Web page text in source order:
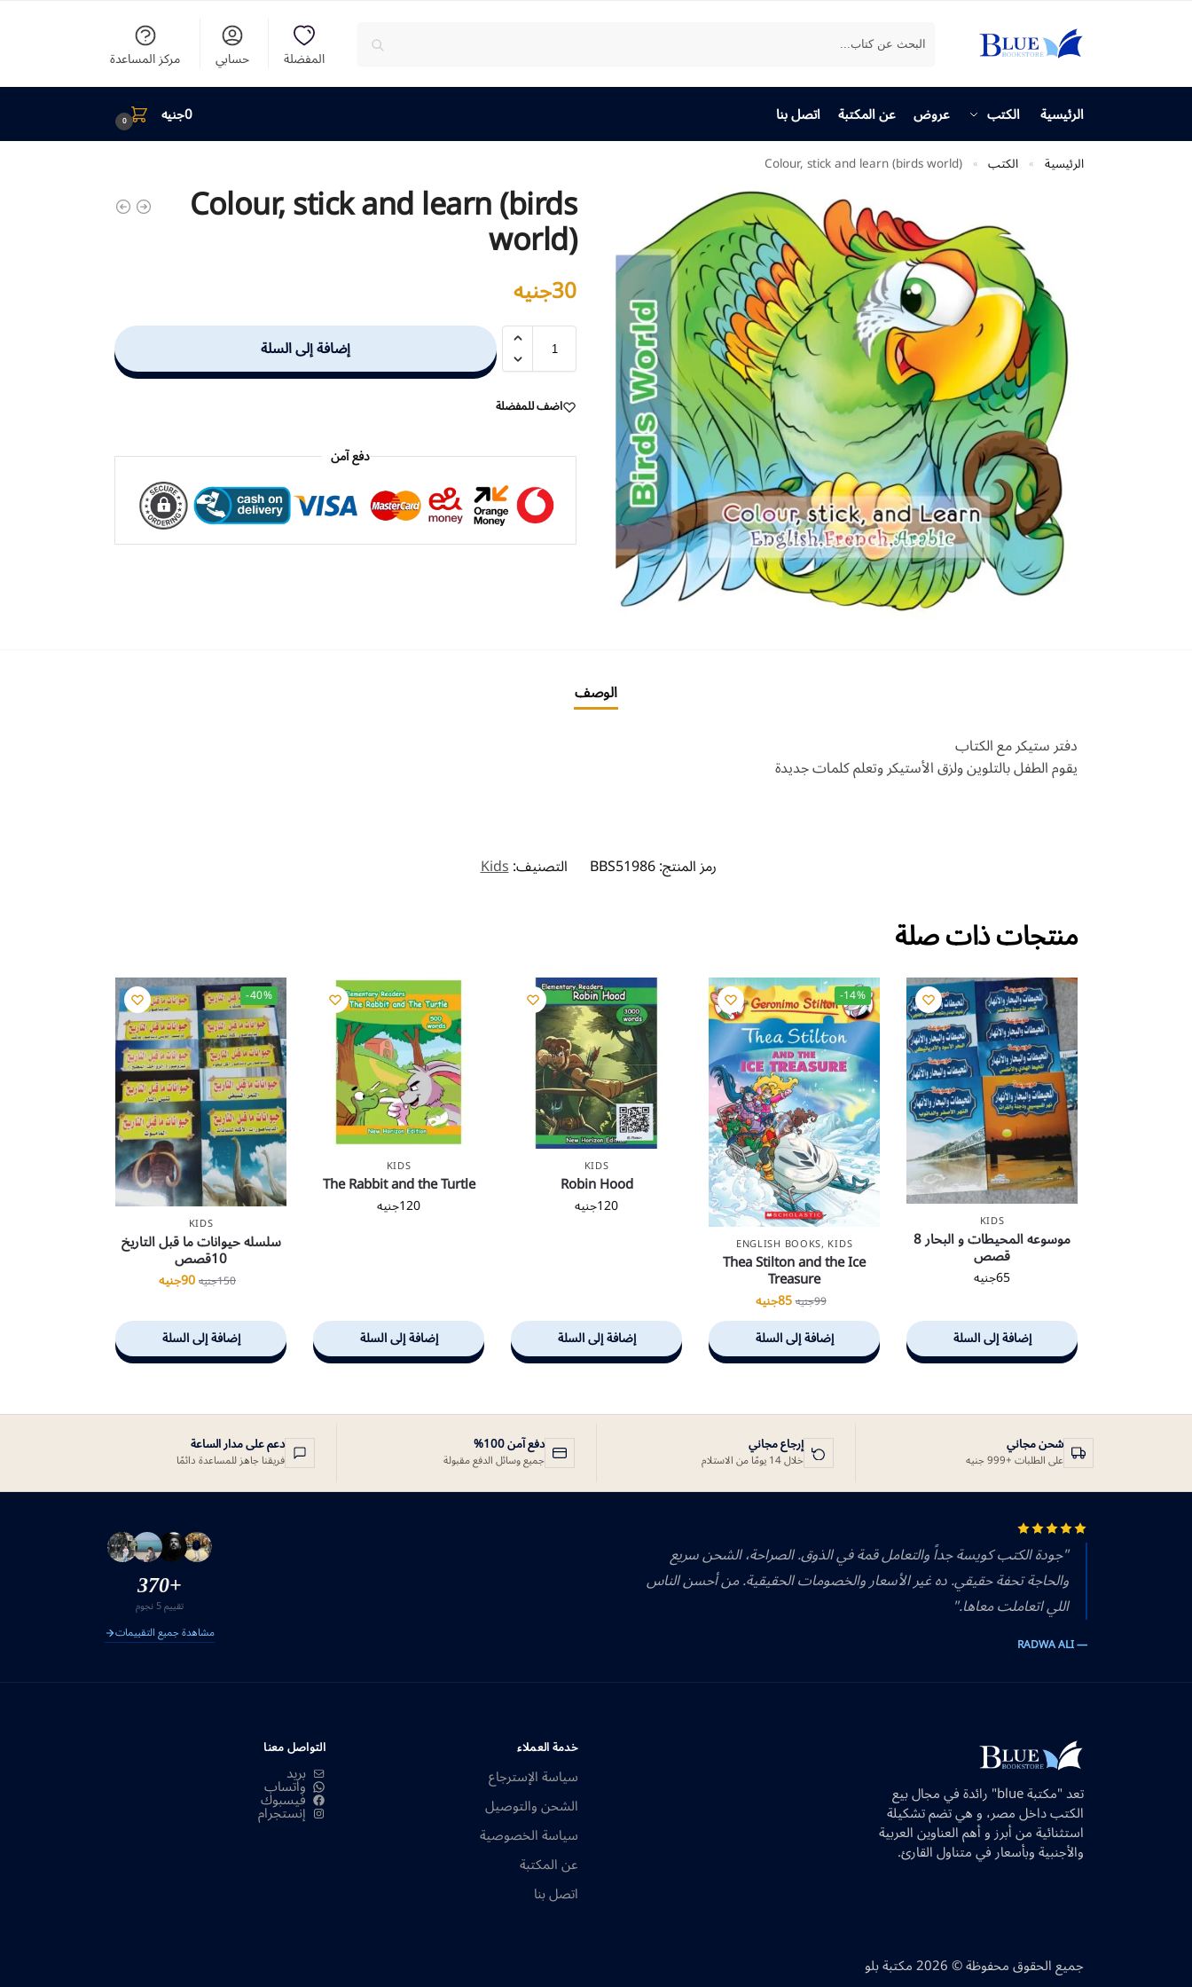
بحث
المفضلة حسابي مركز المساعدة
الرئيسية الكتب عروض عن المكتبة اتصل بنا 0جنيه 0
الرئيسية » الكتب »
Colour, stick and learn (birds world)
Colour, stick and learn (birds
world)
30جنيه
إضافة إلى السلة
اضف للمفضلة
دفع آمن
الوصف
دفتر ستيكر مع الكتاب
يقوم الطفل بالتلوين ولزق الأستيكر وتعلم كلمات جديدة
رمز المنتج:BBS51986 التصنيف:Kids
منتجات ذات صلة
KIDS
موسوعه المحيطات و البحار 8
قصص
65جنيه
إضافة إلى السلة
-14%
ENGLISH BOOKS, KIDS
Thea Stilton and the Ice
Treasure
99جنيه85جنيه
إضافة إلى السلة
KIDS
Robin Hood
120جنيه
إضافة إلى السلة
KIDS
The Rabbit and the Turtle
120جنيه
إضافة إلى السلة
-40%
KIDS
سلسله حيوانات ما قبل التاريخ
10قصص
150جنيه90جنيه
إضافة إلى السلة
شحن مجاني
على الطلبات +999 جنيه
إرجاع مجاني
خلال 14 يومًا من الاستلام
دفع آمن 100%
جميع وسائل الدفع مقبولة
دعم على مدار الساعة
فريقنا جاهز للمساعدة دائمًا
"جودة الكتب كويسة جداً والتعامل قمة في الذوق. الصراحة، الشحن سريع
والحاجة تحفة حقيقي. ده غير الأسعار والخصومات الحقيقية. من أحسن الناس
اللي اتعاملت معاها."
— RADWA ALI
+370
تقييم 5 نجوم
مشاهدة جميع التقييمات
تعد "مكتبة blue" رائدة في مجال بيع
الكتب داخل مصر، و هي تضم تشكيلة
استثنائية من أبرز و أهم العناوين العربية
والأجنبية وبأسعار في متناول القارئ.
خدمة العملاء
سياسة الإسترجاع
الشحن والتوصيل
سياسة الخصوصية
عن المكتبة
اتصل بنا
التواصل معنا
بريد
واتساب
فيسبوك
إنستجرام
جميع الحقوق محفوظة © 2026 مكتبة بلو